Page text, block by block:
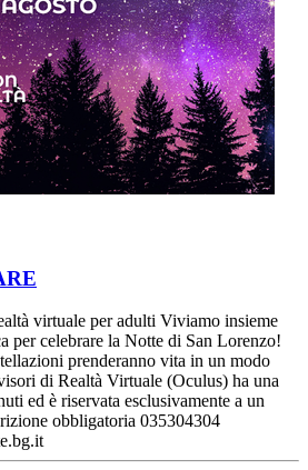
virtuale per adulti Viviamo insieme
per celebrare la Notte di San Lorenzo!
prenderanno vita in un modo
di Realtà Virtuale (Oculus) ha una
ed è riservata esclusivamente a un
obbligatoria 035304304